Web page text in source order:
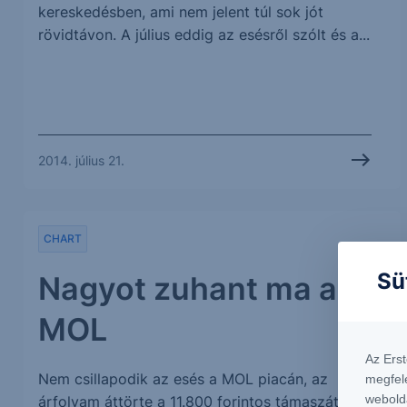
kereskedésben, ami nem jelent túl sok jót
rövidtávon. A július eddig az esésről szólt és a...
2014. július 21.
Nagyot zuhant ma a
MOL
CHART
Nem csillapodik az esés a MOL piacán, az
árfolyam áttörte a 11.800 forintos támaszát, és
Az